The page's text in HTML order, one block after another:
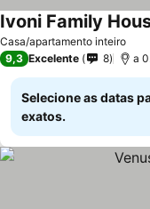
Casa/apartamento inteiro
Ivoni Family
9,3 Excelente 8 a
Selecione as datas
exatos.